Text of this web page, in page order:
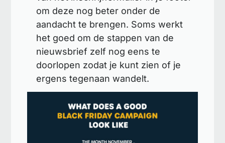
om deze nog beter onder de
aandacht te brengen. Soms werkt
het goed om de stappen van de
nieuwsbrief zelf nog eens te
doorlopen zodat je kunt zien of je
ergens tegenaan wandelt.